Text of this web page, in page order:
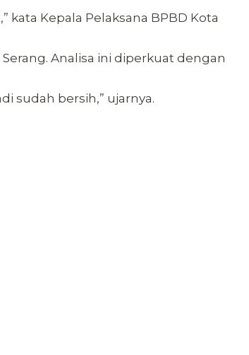
kata Kepala Pelaksana BPBD Kota
Analisa ini diperkuat dengan
sudah bersih,” ujarnya.